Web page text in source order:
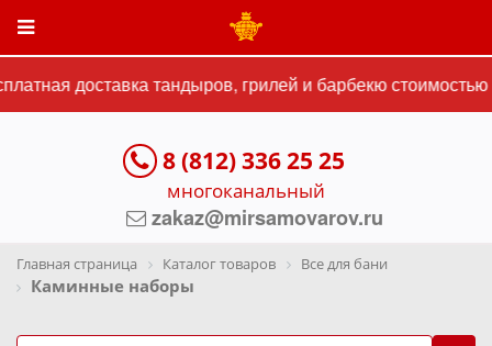
доставка тандыров, грилей и барбекю стоимостью
8 (812) 336 25 25
многоканальный
zakaz@mirsamovarov.ru
Главная страница Каталог товаров Все для бани
Каминные наборы